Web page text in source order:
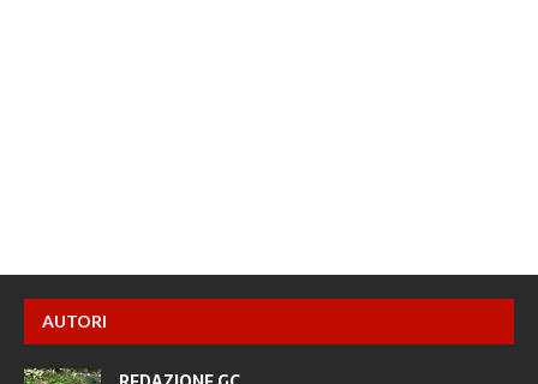
AUTORI